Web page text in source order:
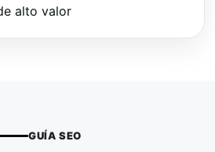
alto valor
GUÍA SEO